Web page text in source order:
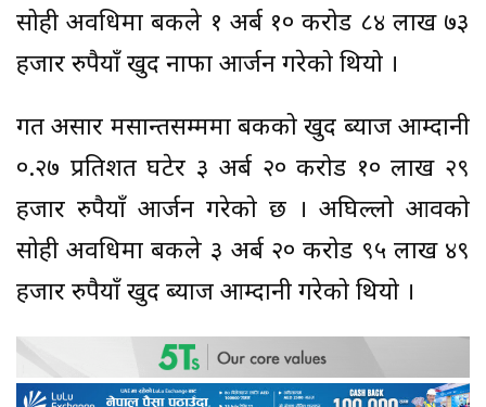
सोही अवधिमा बैंकले १ अर्ब १० करोड ८४ लाख ७३
हजार रुपैयाँ खुद नाफा आर्जन गरेको थियो ।
गत असार मसान्तसम्ममा बैंकको खुद ब्याज आम्दानी
०.२७ प्रतिशत घटेर ३ अर्ब २० करोड १० लाख २९
हजार रुपैयाँ आर्जन गरेको छ । अघिल्लो आवको
सोही अवधिमा बैंकले ३ अर्ब २० करोड ९५ लाख ४९
हजार रुपैयाँ खुद ब्याज आम्दानी गरेको थियो ।